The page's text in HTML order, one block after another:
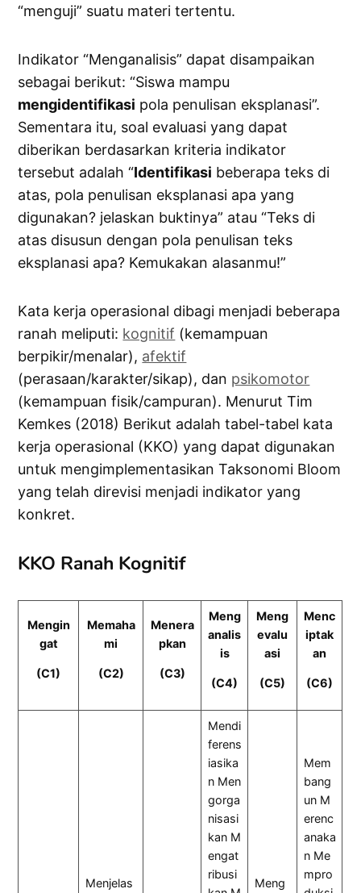
“menguji” suatu materi tertentu.
Indikator “Menganalisis” dapat disampaikan
sebagai berikut: “Siswa mampu
mengidentifikasi pola penulisan eksplanasi”.
Sementara itu, soal evaluasi yang dapat
diberikan berdasarkan kriteria indikator
tersebut adalah “Identifikasi beberapa teks di
atas, pola penulisan eksplanasi apa yang
digunakan? jelaskan buktinya” atau “Teks di
atas disusun dengan pola penulisan teks
eksplanasi apa? Kemukakan alasanmu!”
Kata kerja operasional dibagi menjadi beberapa
ranah meliputi: kognitif (kemampuan
berpikir/menalar), afektif
(perasaan/karakter/sikap), dan psikomotor
(kemampuan fisik/campuran). Menurut Tim
Kemkes (2018) Berikut adalah tabel-tabel kata
kerja operasional (KKO) yang dapat digunakan
untuk mengimplementasikan Taksonomi Bloom
yang telah direvisi menjadi indikator yang
konkret.
KKO Ranah Kognitif
Mengin
gat
(C1)
Memaha
mi
(C2)
Menera
pkan
(C3)
Meng
analis
is
(C4)
Meng
evalu
asi
(C5)
Menc
iptak
an
(C6)
Menjelas
Mendi
ferens
iasika
n Men
gorga
nisasi
kan M
engat
ribusi
Meng
Mem
bang
un M
erenc
anaka
n Me
mpro